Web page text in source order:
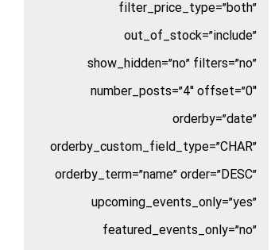
filter_price_type=”both”
out_of_stock=”include”
show_hidden=”no” filters=”no”
number_posts=”4″ offset=”0″
orderby=”date”
orderby_custom_field_type=”CHAR”
orderby_term=”name” order=”DESC”
upcoming_events_only=”yes”
featured_events_only=”no”